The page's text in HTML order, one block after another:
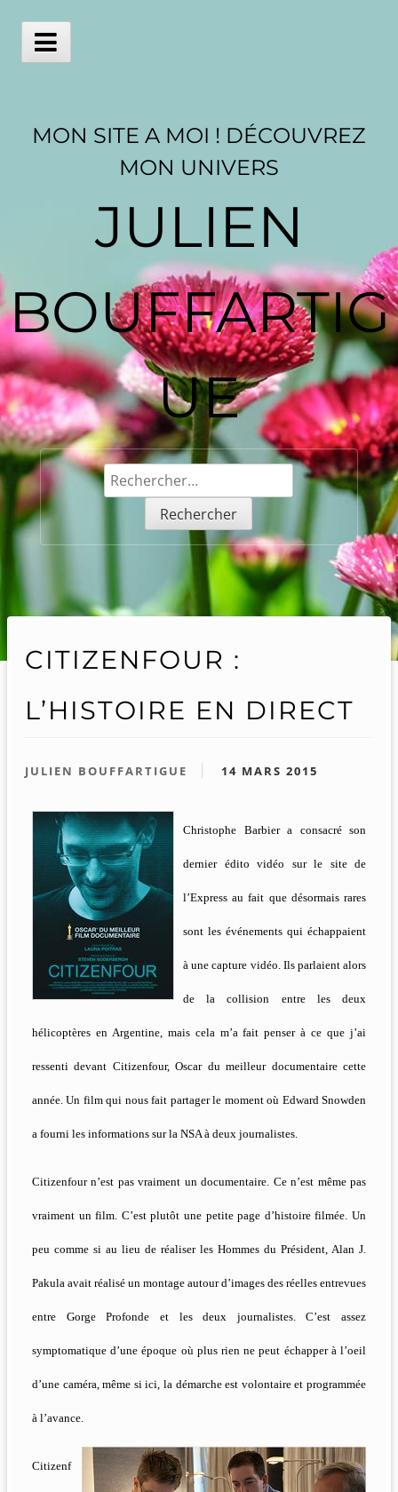
contentMain
MON SITE A MOI ! DÉCOUVREZ
MON UNIVERS
JULIEN
BOUFFARTIG
UE
Rechercher :
CITIZENFOUR :
L’HISTOIRE EN DIRECT
JULIEN BOUFFARTIGUE 14 MARS 2015
Christophe Barbier a consacré son
dernier édito vidéo sur le site de
l’Express au fait que désormais rares
sont les événements qui échappaient
à une capture vidéo. Ils parlaient alors
de la collision entre les deux
hélicoptères en Argentine, mais cela m’a fait penser à ce que j’ai
ressenti devant Citizenfour, Oscar du meilleur documentaire cette
année. Un film qui nous fait partager le moment où Edward Snowden
a fourni les informations sur la NSA à deux journalistes.
Citizenfour n’est pas vraiment un documentaire. Ce n’est même pas
vraiment un film. C’est plutôt une petite page d’histoire filmée. Un
peu comme si au lieu de réaliser les Hommes du Président, Alan J.
Pakula avait réalisé un montage autour d’images des réelles entrevues
entre Gorge Profonde et les deux journalistes. C’est assez
symptomatique d’une époque où plus rien ne peut échapper à l’oeil
d’une caméra, même si ici, la démarche est volontaire et programmée
à l’avance.
Citizenf